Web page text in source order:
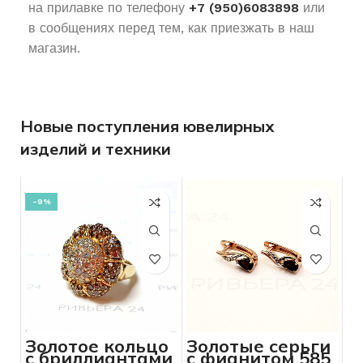
на прилавке по телефону +7 (950)6083898 или
в сообщениях перед тем, как приезжать в наш
магазин.
Новые поступления ювелирных
изделий и техники
-9%
Золотое кольцо
с бриллиантами
Золотые серьги
с фианитом 585